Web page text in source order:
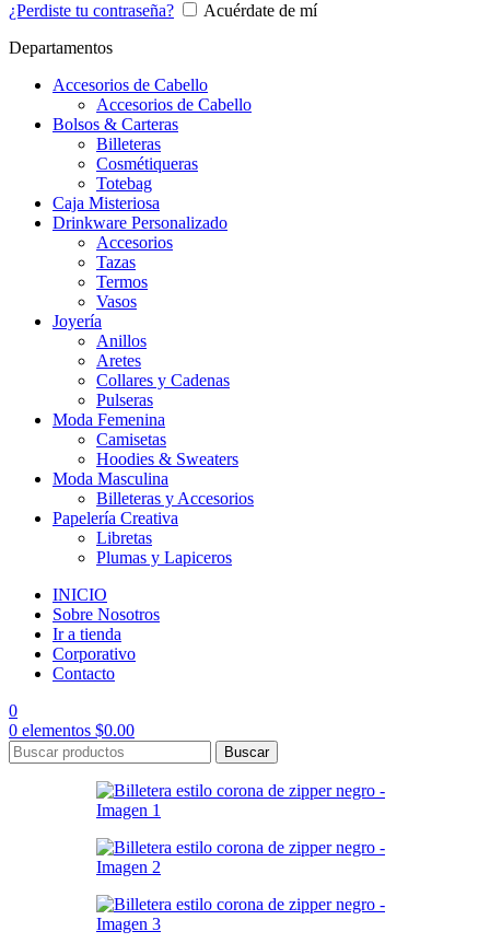
¿Perdiste tu contraseña?
Acuérdate de mí
Departamentos
Accesorios de Cabello
Accesorios de Cabello
Bolsos & Carteras
Billeteras
Cosmétiqueras
Totebag
Caja Misteriosa
Drinkware Personalizado
Accesorios
Tazas
Termos
Vasos
Joyería
Anillos
Aretes
Collares y Cadenas
Pulseras
Moda Femenina
Camisetas
Hoodies & Sweaters
Moda Masculina
Billeteras y Accesorios
Papelería Creativa
Libretas
Plumas y Lapiceros
INICIO
Sobre Nosotros
Ir a tienda
Corporativo
Contacto
0
0 elementos $0.00
Buscar